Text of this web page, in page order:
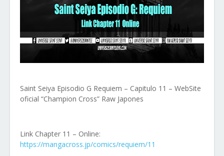
Saint Seiya Episodio G Requiem – Capitulo 11 – WebSite
oficial “Champion Cross” Raw Japones
Link Chapter 11 – Online:
https://mangacross.jp/comics/requiem/11